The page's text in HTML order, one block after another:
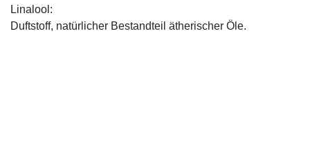
Linalool:
Duftstoff, natürlicher Bestandteil ätherischer Öle.